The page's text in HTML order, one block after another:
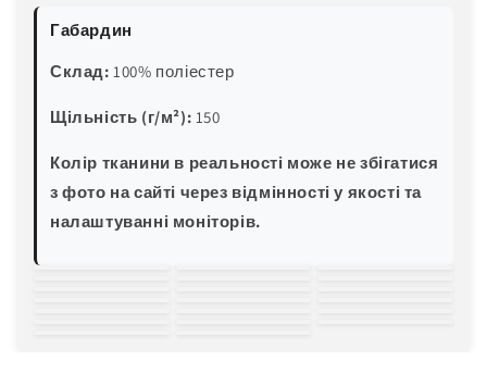
Габардин
Склад: 100% поліестер
Щільність (г/м²): 150
Колір тканини в реальності може не збігатися
з фото на сайті через відмінності у якості та
налаштуванні моніторів.